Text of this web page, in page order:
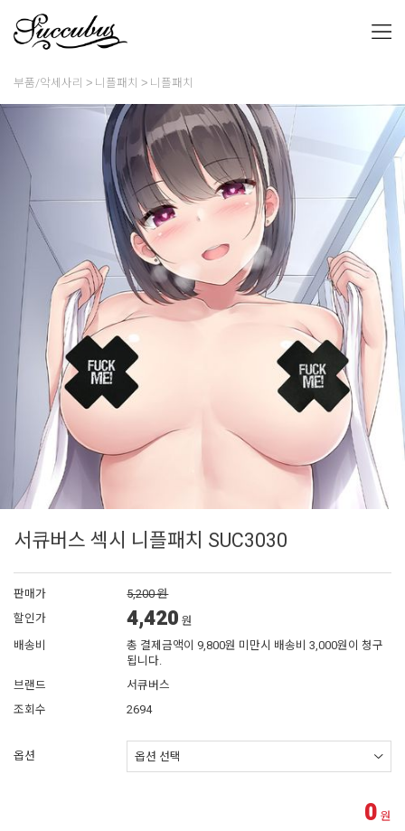
부품/악세사리 니플패치 니플패치
서큐버스 섹시 니플패치 SUC3030
판매가
5,200 원
할인가
4,420 원
배송비
총 결제금액이 9,800원 미만시 배송비 3,000원이 청구
됩니다.
브랜드
서큐버스
조회수
2694
옵션
0 원